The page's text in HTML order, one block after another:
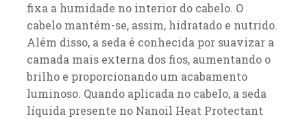
fixa a humidade no interior do cabelo. O
cabelo mantém-se, assim, hidratado e nutrido.
Além disso, a seda é conhecida por suavizar a
camada mais externa dos fios, aumentando o
brilho e proporcionando um acabamento
luminoso. Quando aplicada no cabelo, a seda
líquida presente no Nanoil Heat Protectant